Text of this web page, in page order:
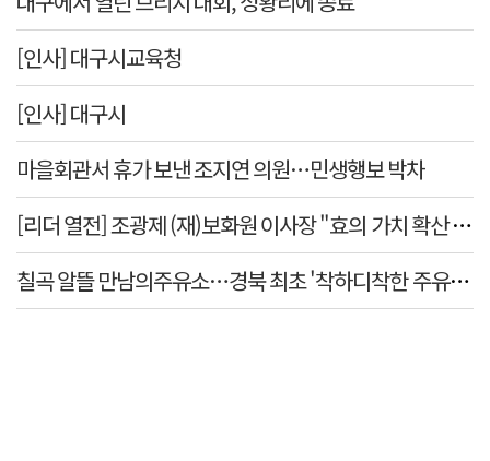
[인사] 대구시교육청
[인사] 대구시
마을회관서 휴가 보낸 조지연 의원…민생행보 박차
[리더 열전] 조광제 (재)보화원 이사장 "효의 가치 확
칠곡 알뜰 만남의주유소…경북 최초 '착하디착한 주유소'